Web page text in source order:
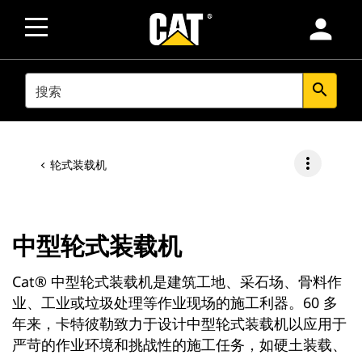
person
SEARCH search
轮式装载机 more_vert
中型轮式装载机
Cat® 中型轮式装载机是建筑工地、采石场、骨料作
业、工业或垃圾处理等作业现场的施工利器。60 多
年来，卡特彼勒致力于设计中型轮式装载机以应用于
严苛的作业环境和挑战性的施工任务，如硬土装载、